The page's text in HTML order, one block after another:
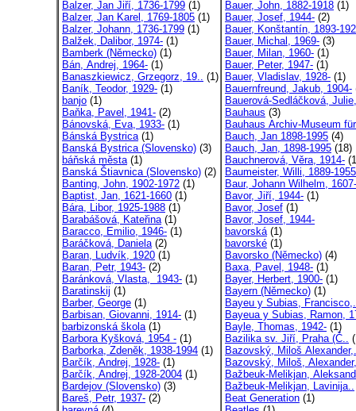
Balzer, Jan Jiří, 1736-1799 (1)
Balzer, Jan Karel, 1769-1805 (1)
Balzer, Johann, 1736-1799 (1)
Balžek, Dalibor, 1974- (1)
Bamberk (Německo) (1)
Bán, Andrej, 1964- (1)
Banaszkiewicz, Grzegorz, 19.. (1)
Baník, Teodor, 1929- (1)
banjo (1)
Baňka, Pavel, 1941- (2)
Bánovská, Eva, 1933- (1)
Bánská Bystrica(1)
Banská Bystrica (Slovensko) (3)
báňská města(1)
Banská Štiavnica (Slovensko) (2)
Banting, John, 1902-1972 (1)
Baptist, Jan, 1621-1660 (1)
Bára, Libor, 1925-1988 (1)
Barabášová, Kateřina(1)
Baracco, Emilio, 1946- (1)
Baráčková, Daniela(2)
Baran, Ludvík, 1920 (1)
Baran, Petr, 1943- (2)
Baránková, Vlasta, 1943- (1)
Baratinskij (1)
Barber, George (1)
Barbisan, Giovanni, 1914- (1)
barbizonská škola(1)
Barbora Kyšková, 1954 - (1)
Barborka, Zdeněk, 1938-1994 (1)
Barčík, Andrej, 1928- (1)
Barčík, Andrej, 1928-2004 (1)
Bardejov (Slovensko) (3)
Bareš, Petr, 1937- (2)
Bauer, John, 1882-1918 (1)
Bauer, Josef, 1944- (2)
Bauer, Konštantín, 1893-
Bauer, Michal, 1969- (3)
Bauer, Milan, 1960- (1)
Bauer, Peter, 1947- (1)
Bauer, Vladislav, 1928- (1)
Bauernfreund, Jakub, 1904-
Bauerová-Sedláčková,
Bauhaus (3)
Bauhaus Archiv-Museum
Bauch, Jan 1898-1995 (4)
Bauch, Jan, 1898-1995 (18)
Bauchnerová, Věra, 1914-
Baumeister, Willi, 1889-1955
Baur, Johann Wilhelm,
Bavor, Jiří, 1944- (1)
Bavor, Josef (1)
Bavor, Josef, 1944-
bavorská(1)
bavorské (1)
Bavorsko (Německo) (4)
Baxa, Pavel, 1948- (1)
Bayer, Herbert, 1900- (1)
Bayern (Německo) (1)
Bayeu y Subias,
Bayeua y Subias, Ramon,
Bayle, Thomas, 1942- (1)
Bazilika sv. Jiří, Praha (Č..
Bazovský, Miloš
Bazovský, Miloš,
Bažbeuk-Melikjan,
Bažbeuk-Melikjan, Lavinija..
Beat Generation (1)